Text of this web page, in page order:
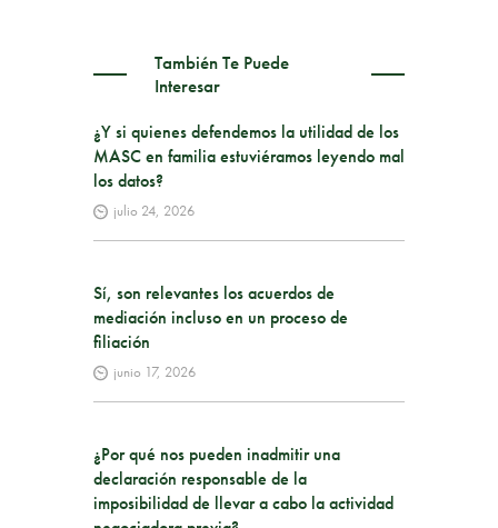
También Te Puede
Interesar
¿Y si quienes defendemos la utilidad de los
MASC en familia estuviéramos leyendo mal
los datos?
julio 24, 2026
Sí, son relevantes los acuerdos de
mediación incluso en un proceso de
filiación
junio 17, 2026
¿Por qué nos pueden inadmitir una
declaración responsable de la
imposibilidad de llevar a cabo la actividad